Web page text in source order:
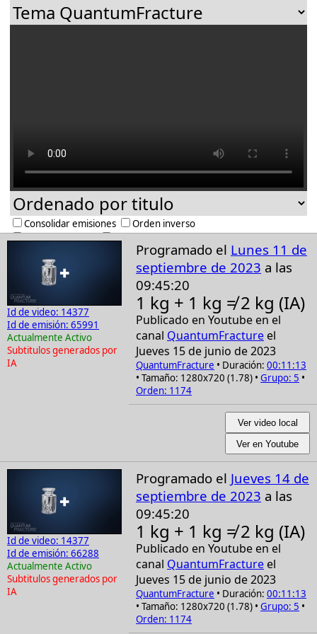
Consolidar emisiones
Orden inverso
Ocultar Inactivos
Ocultar Activos
Ocultar desproporcionados
Ocultar con orden emisión
Ocultar sin orden emisión
Ocultar con subtitulos IA
Ocultar con subtitulos incrustados
1391 videos seleccionados
Id de video: 14377
Id de emisión: 65991
Actualmente Activo
Subtitulos generados por
IA
Programado el Lunes 11 de
septiembre de 2023 a las
09:45:20
1 kg + 1 kg ≠ 2 kg (IA)
Publicado en Youtube en el
canal QuantumFracture el
Jueves 15 de junio de 2023
QuantumFracture • Duración: 00:11:13
• Tamaño: 1280x720 (1.78) • Grupo: 5 •
Orden: 1174
Ver video local
Ver en Youtube
Id de video: 14377
Id de emisión: 66288
Actualmente Activo
Subtitulos generados por
IA
Programado el Jueves 14 de
septiembre de 2023 a las
09:45:20
1 kg + 1 kg ≠ 2 kg (IA)
Publicado en Youtube en el
canal QuantumFracture el
Jueves 15 de junio de 2023
QuantumFracture • Duración: 00:11:13
• Tamaño: 1280x720 (1.78) • Grupo: 5 •
Orden: 1174